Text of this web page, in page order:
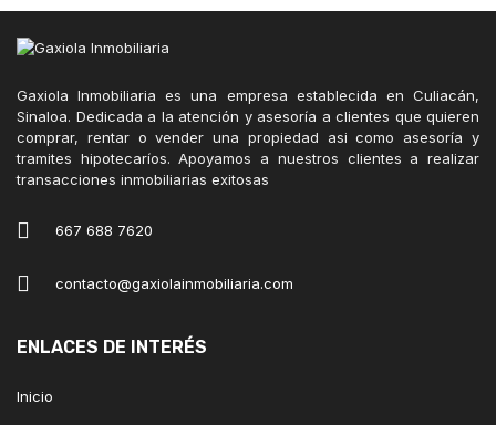
Gaxiola Inmobiliaria es una empresa establecida en Culiacán,
Sinaloa. Dedicada a la atención y asesoría a clientes que quieren
comprar, rentar o vender una propiedad asi como asesoría y
tramites hipotecaríos. Apoyamos a nuestros clientes a realizar
transacciones inmobiliarias exitosas
667 688 7620
contacto@gaxiolainmobiliaria.com
ENLACES DE INTERÉS
Inicio